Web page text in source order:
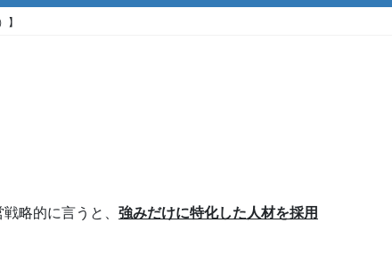
】
略的に言うと、 強みだけに特化した人材を採用